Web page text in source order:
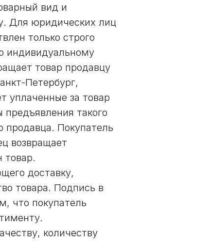
вид и
Для юридических лиц
только строго
индивидуальному
товар продавцу
Петербург,
уплаченные за товар
такого
продавца. Покупатель
возвращает
товар.
доставку,
товара. Подпись в
что покупатель
количеству